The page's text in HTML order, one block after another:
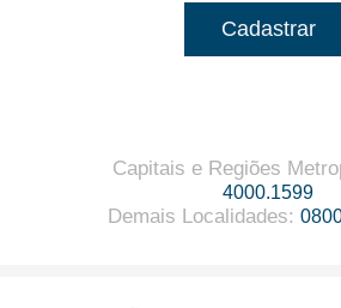
Cadastrar
Capitais e Regiões
4000.1599
Demais Localidades: